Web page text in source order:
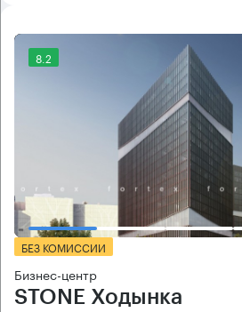
8.2
БЕЗ КОМИССИИ
Бизнес-центр
STONE Ходынка